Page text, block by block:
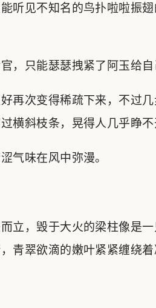
听见不知名的鸟扑啦啦振
，只能瑟瑟拽紧了阿玉给自
再次变得稀疏下来，不过
横斜枝条，晃得人几乎睁不
气味在风中弥漫。
立，毁于大火的梁柱像是
青翠欲滴的嫩叶紧紧缠绕着